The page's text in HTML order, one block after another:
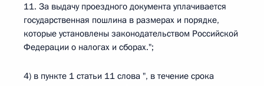
11. За выдачу проездного документа уплачивается
государственная пошлина в размерах и порядке,
которые установлены законодательством Российской
Федерации о налогах и сборах.";
4) в пункте 1 статьи 11 слова ", в течение срока